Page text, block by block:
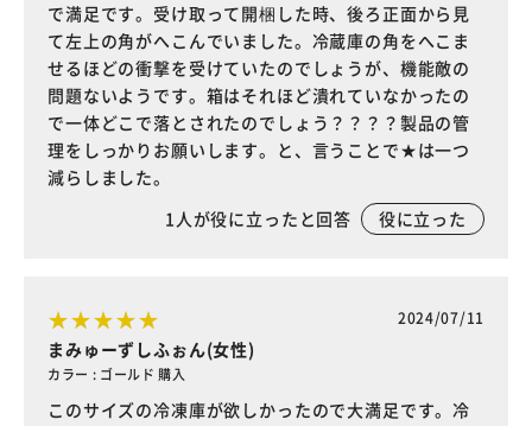
で満足です。受け取って開梱した時、後ろ正面から見
て左上の角がへこんでいました。冷蔵庫の角をへこま
せるほどの衝撃を受けていたのでしょうが、機能敵の
問題ないようです。箱はそれほど潰れていなかったの
で一体どこで落とされたのでしょう？？？？製品の管
理をしっかりお願いします。と、言うことで★は一つ
減らしました。
1人が役に立ったと回答 役に立った
2024/07/11
まみゅーずしふぉん(女性)
カラー : ゴールド 購入
このサイズの冷凍庫が欲しかったので大満足です。冷